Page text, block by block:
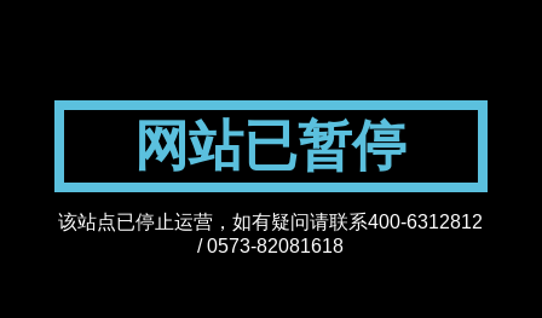
网站已暂停
该站点已停止运营，如有疑问请联系400-6312812
/ 0573-82081618